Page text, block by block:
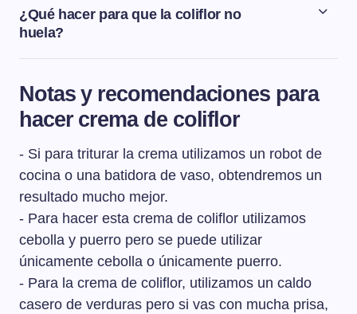
un táper o un recipiente bien cerrado, hasta 2 días.
¿Qué hacer para que la coliflor no
huela?
Un truco para cocinar la coliflor sin olor es añadir leche
esta crema, al caldo de verduras. Otro consejo para
evitar el olor es no sobrecocer la coliflor.
Notas y recomendaciones para
hacer crema de coliflor
- Si para triturar la crema utilizamos un robot de
cocina o una batidora de vaso, obtendremos un
resultado mucho mejor.
- Para hacer esta crema de coliflor utilizamos
cebolla y puerro pero se puede utilizar
únicamente cebolla o únicamente puerro.
- Para la crema de coliflor, utilizamos un caldo
casero de verduras pero si vas con mucha prisa,